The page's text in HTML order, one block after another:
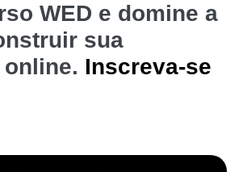
WED e domine a
sua
Inscreva-se